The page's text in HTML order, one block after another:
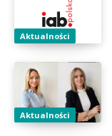
Aktualności
Aktualności